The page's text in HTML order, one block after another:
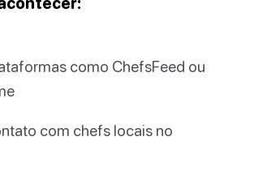
como ChefsFeed ou
com chefs locais no